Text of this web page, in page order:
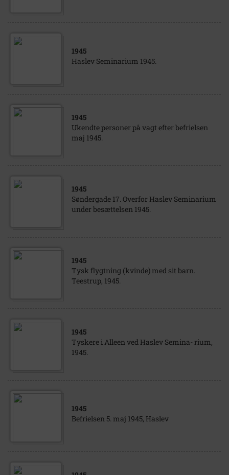
1945
Haslev Seminarium 1945.
1945
Ukendte personer på vagt efter befrielsen
maj 1945.
1945
Søndergade 17. Overfor Haslev Seminarium
under besættelsen 1945.
1945
Tysk flygtning (kvinde) med sit barn.
Teestrup, 1945.
1945
Tyskere i Alleen ved Haslev Semina- rium,
1945.
1945
Befrielsen 5. maj 1945, Haslev